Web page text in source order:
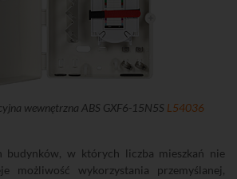
wewnętrzna ABS GXF6-15N5S L54036
budynków, w których liczba mieszkań nie
możliwość wykorzystania przemyślanej,